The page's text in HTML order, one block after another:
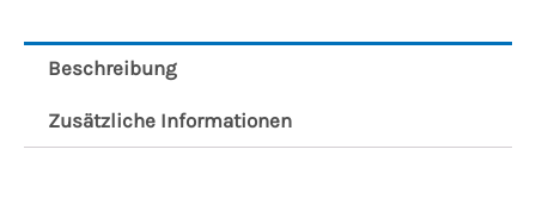
Beschreibung
Zusätzliche Informationen